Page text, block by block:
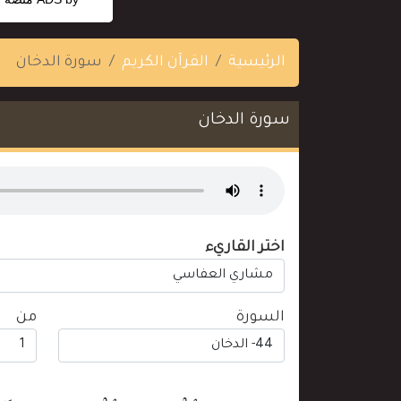
الرئيسية القرآن الكريم سورة الدخان
سورة الدخان
اختر القاريء
السورة من